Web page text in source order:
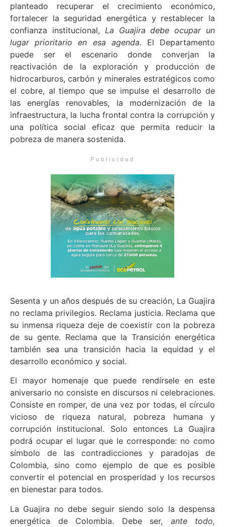
planteado recuperar el crecimiento económico,
fortalecer la seguridad energética y restablecer la
confianza institucional, La Guajira debe ocupar un
lugar prioritario en esa agenda. El Departamento
puede ser el escenario donde converjan la
reactivación de la exploración y producción de
hidrocarburos, carbón y minerales estratégicos como
el cobre, al tiempo que se impulse el desarrollo de
las energías renovables, la modernización de la
infraestructura, la lucha frontal contra la corrupción y
una política social eficaz que permita reducir la
pobreza de manera sostenida.
Publicidad
Sesenta y un años después de su creación, La Guajira
no reclama privilegios. Reclama justicia. Reclama que
su inmensa riqueza deje de coexistir con la pobreza
de su gente. Reclama que la Transición energética
también sea una transición hacia la equidad y el
desarrollo económico y social.
El mayor homenaje que puede rendírsele en este
aniversario no consiste en discursos ni celebraciones.
Consiste en romper, de una vez por todas, el círculo
vicioso de riqueza natural, pobreza humana y
corrupción institucional. Solo entonces La Guajira
podrá ocupar el lugar que le corresponde: no como
símbolo de las contradicciones y paradojas de
Colombia, sino como ejemplo de que es posible
convertir el potencial en prosperidad y los recursos
en bienestar para todos.
La Guajira no debe seguir siendo solo la despensa
energética de Colombia. Debe ser, ante todo,